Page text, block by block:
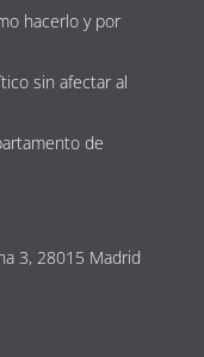
hacerlo y por
sin afectar al
de
3, 28015 Madrid